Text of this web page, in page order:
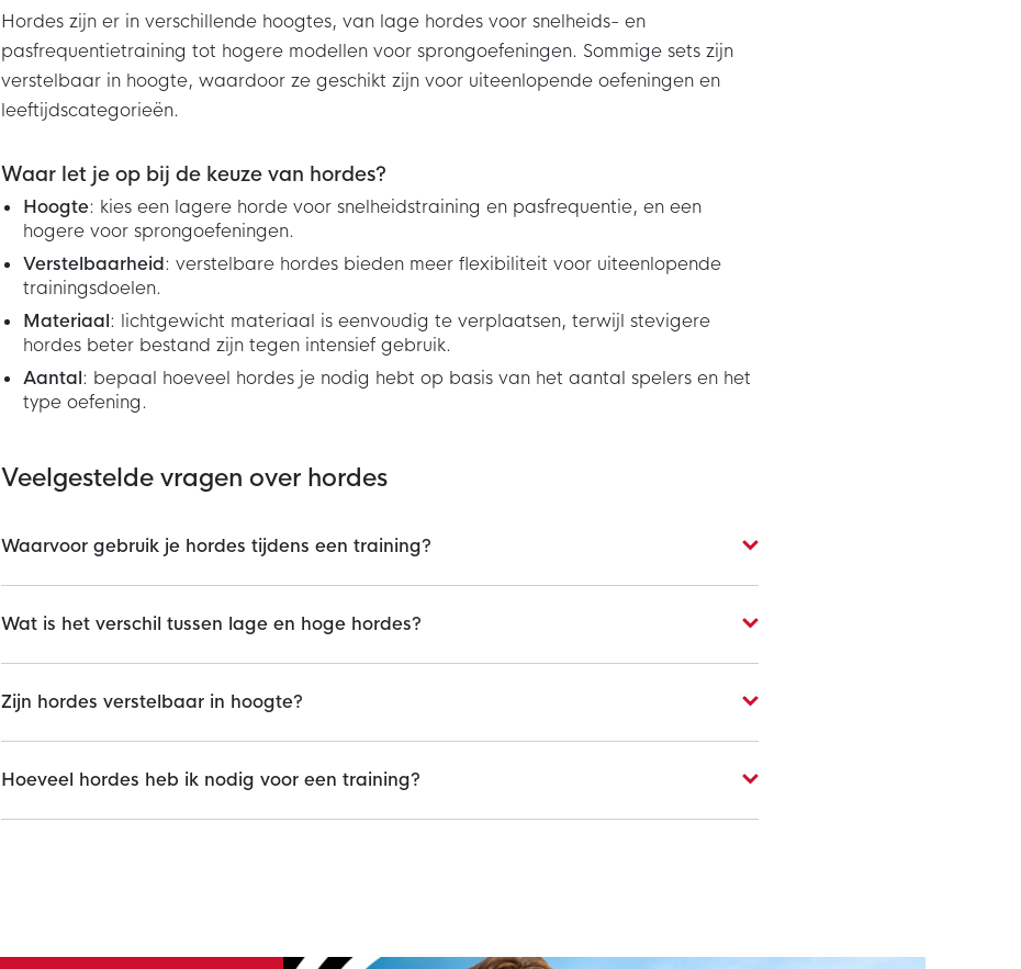
Hordes zijn er in verschillende hoogtes, van lage hordes voor snelheids- en
pasfrequentietraining tot hogere modellen voor sprongoefeningen. Sommige sets zijn
verstelbaar in hoogte, waardoor ze geschikt zijn voor uiteenlopende oefeningen en
leeftijdscategorieën.
Waar let je op bij de keuze van hordes?
Hoogte: kies een lagere horde voor snelheidstraining en pasfrequentie, en een
hogere voor sprongoefeningen.
Verstelbaarheid: verstelbare hordes bieden meer flexibiliteit voor uiteenlopende
trainingsdoelen.
Materiaal: lichtgewicht materiaal is eenvoudig te verplaatsen, terwijl stevigere
hordes beter bestand zijn tegen intensief gebruik.
Aantal: bepaal hoeveel hordes je nodig hebt op basis van het aantal spelers en het
type oefening.
Veelgestelde vragen over hordes
Waarvoor gebruik je hordes tijdens een training?
Wat is het verschil tussen lage en hoge hordes?
Zijn hordes verstelbaar in hoogte?
Hoeveel hordes heb ik nodig voor een training?